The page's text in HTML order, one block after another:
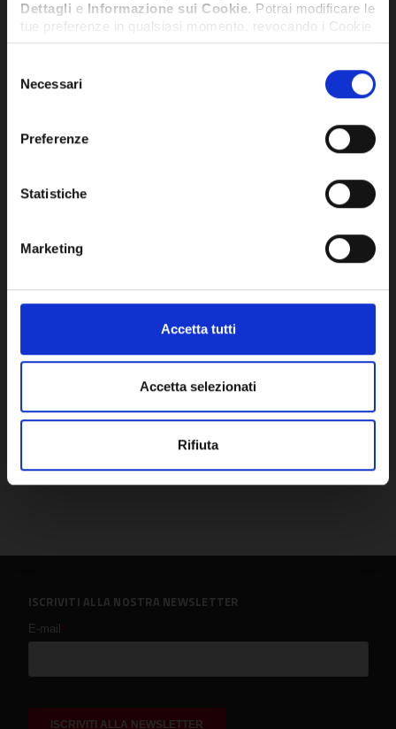
Dettagli e Informazione sui Cookie. Potrai modificare le
tue preferenze in qualsiasi momento, revocando i Cookie
precedentemente autorizzati, direttamente dalle
delNecessari
Preferenze
Statistiche
Marketing
Accetta tutti
Accetta selezionati
Rifiuta
BACINELLA PER RACCOLTA CONDENSA
CSBCTP2
ISCRIVITI ALLA NOSTRA NEWSLETTER